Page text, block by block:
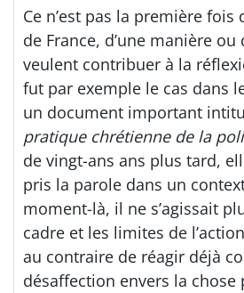
Ce n’est pas la première fois
de France, d’une manière ou
veulent contribuer à la
fut par exemple le cas dans
un document important
pratique chrétienne de la
de vingt-ans ans plus tard,
pris la parole dans un
moment-là, il ne s’agissait
cadre et les limites de
au contraire de réagir déjà
désaffection envers la chose